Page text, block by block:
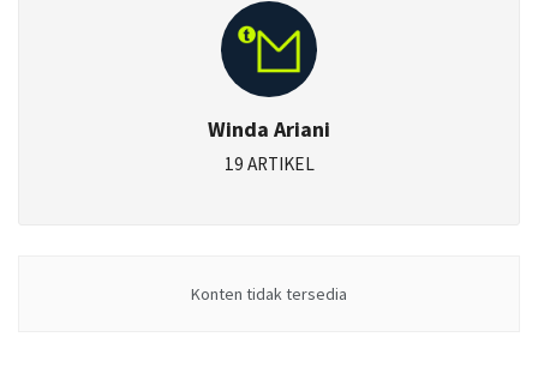
Winda Ariani
19 ARTIKEL
Konten tidak tersedia